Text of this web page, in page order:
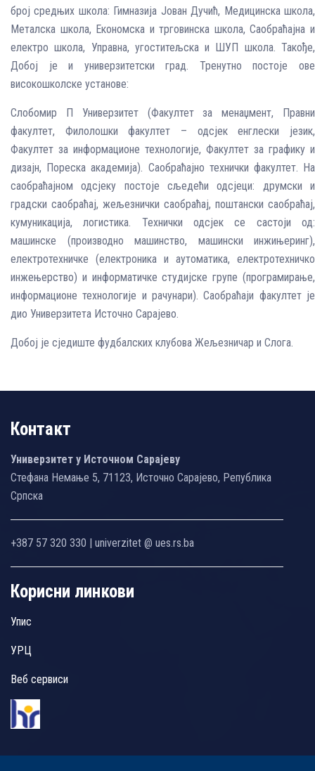
број средњих школа: Гимназија Јован Дучић, Медицинска школа,
Металска школа, Економска и трговинска школа, Саобраћајна и
електро школа, Управна, угоститељска и ШУП школа. Такође,
Добој је и универзитетски град. Тренутно постоје ове
високошколске установе:
Слобомир П Универзитет (Факултет за менаџмент, Правни
факултет, Филолошки факултет – одсјек енглески језик,
Факултет за информационе технологије, Факултет за графику и
дизајн, Пореска академија). Саобраћајно технички факултет. На
саобраћајном одсјеку постоје сљедећи одсјеци: друмски и
градски саобраћај, жељезнички саобраћај, поштански саобраћај,
кумуникација, логистика. Технички одсјек се састоји од:
машинске (производно машинство, машински инжињеринг),
електротехничке (електроника и аутоматика, електротехничко
инжењерство) и информатичке студијске групе (програмирање,
информационе технологије и рачунари). Саобраћаји факултет је
дио Универзитета Источно Сарајево.
Добој је сједиште фудбалских клубова Жељезничар и Слога.
Контакт
Универзитет у Источном Сарајеву
Стефана Немање 5, 71123, Источно Сарајево, Република
Српска
+387 57 320 330 | univerzitet @ ues.rs.ba
Корисни линкови
Упис
УРЦ
Веб сервиси